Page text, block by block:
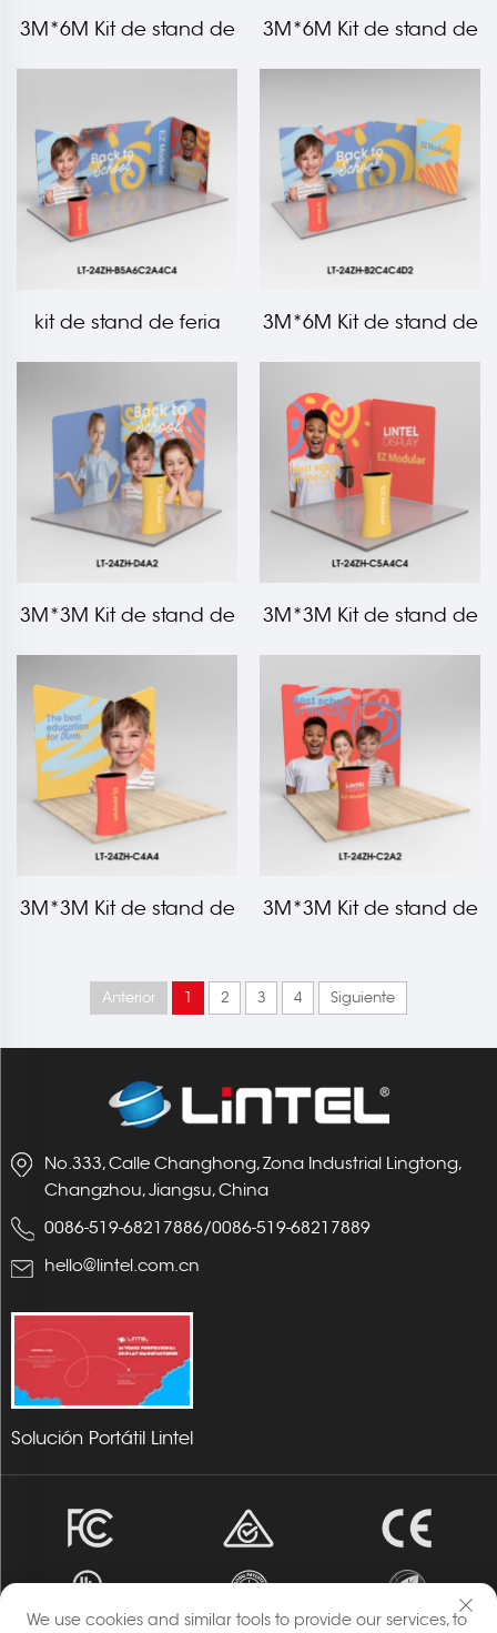
3M*6M Kit de stand de
A2C4C4A2
3M*6M Kit de stand de
B4D2B4
kit de stand de feria
B5A6C2A4C4
3M*6M Kit de stand de
LT-24ZH-B2C4C4D2
3M*3M Kit de stand de
LT-24ZH-D4A2
3M*3M Kit de stand de
LT-24ZH-C5A4C4
3M*3M Kit de stand de
3M*3M Kit de stand de
Anterior 1 2 3 4 Siguiente
No.333, Calle Changhong, Zona Industrial Lingtong,
Changzhou, Jiangsu, China
0086-519-68217886/0086-519-68217889
hello@lintel.com.cn
Solución Portátil Lintel
We use cookies and similar tools to provide our services, to